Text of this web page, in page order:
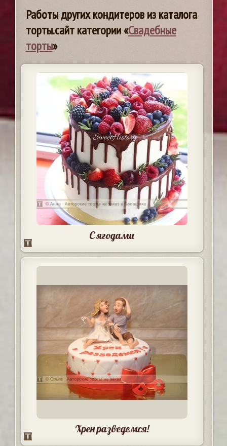
Работы других кондитеров из каталога
торты.сайт категории «Свадебные
торты»
С ягодами
Хрен разведемся!